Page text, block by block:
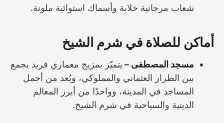
شعاب مرجانية خلابة وأسماك استوائية ملونة.
أماكن للصلاة في شرم الشيخ
مسجد المصطفى – يتميّز بمزيج معماري فريد يجمع
بين الطراز العثماني والمملوكي، ويُعد من أجمل
المساجد في المدينة، وواحدًا من أبرز المعالم
الدينية والسياحية في شرم الشيخ.